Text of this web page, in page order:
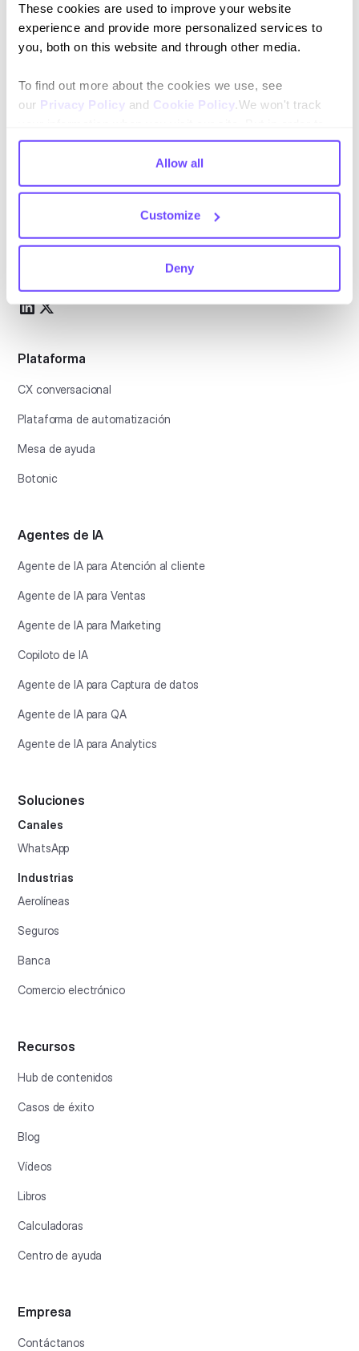
These cookies are used to improve your website
experience and provide more personalized services to
you, both on this website and through other media.
To find out more about the cookies we use, see
our Privacy Policy and Cookie Policy.We won't track
comply with your preferences, we'll have to use just one
tiny cookie so that you're not asked to make this choice
again.
Allow all
Customize
Deny
Al suscribirte aceptas nuestras Política de privacidad
consentimiento para recibir actualizaciones de nuestra empresa.
Plataforma
CX conversacional
Plataforma de automatización
Mesa de ayuda
Botonic
Agentes de IA
Agente de IA para Atención al cliente
Agente de IA para Ventas
Agente de IA para Marketing
Copiloto de IA
Agente de IA para Captura de datos
Agente de IA para QA
Agente de IA para Analytics
Soluciones
Canales
WhatsApp
Industrias
Aerolíneas
Seguros
Banca
Comercio electrónico
Recursos
Hub de contenidos
Casos de éxito
Blog
Vídeos
Libros
Calculadoras
Centro de ayuda
Empresa
Contáctanos
English